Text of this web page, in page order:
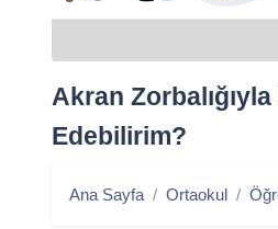
Akran Zorbalığıyla
Edebilirim?
Ana Sayfa Ortaokul